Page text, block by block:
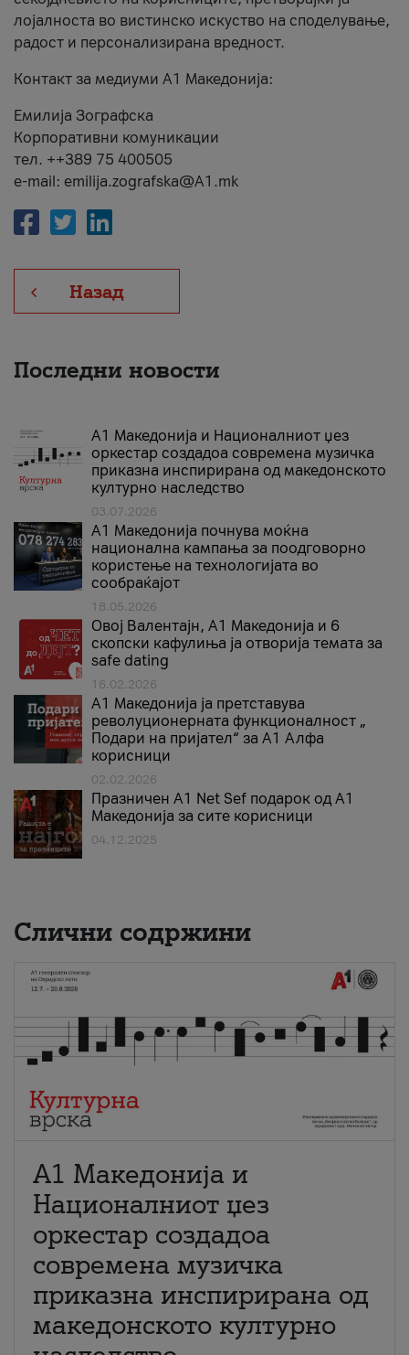
лојалноста во вистинско искуство на споделување,
радост и персонализирана вредност.
Контакт за медиуми А1 Македонија:
Емилија Зографска
Корпоративни комуникации
тел. ++389 75 400505
e-mail: emilija.zografska@A1.mk
Назад
Последни новости
А1 Македонија и Националниот џез
оркестар создадоа современа музичка
приказна инспирирана од македонското
културно наследство
03.07.2026
A1 Македонија почнува моќна
национална кампања за поодговорно
користење на технологијата во
сообраќајот
18.05.2026
Овој Валентајн, A1 Македонија и 6
скопски кафулиња ја отворија темата за
safe dating
16.02.2026
А1 Македонија ја претставува
револуционерната функционалност „
Подари на пријател“ за А1 Алфа
корисници
02.02.2026
Празничен A1 Net Sеf подарок од А1
Македонија за сите корисници
04.12.2025
Слични содржини
А1 Македонија и
Националниот џез
оркестар создадоа
современа музичка
приказна инспирирана од
македонското културно